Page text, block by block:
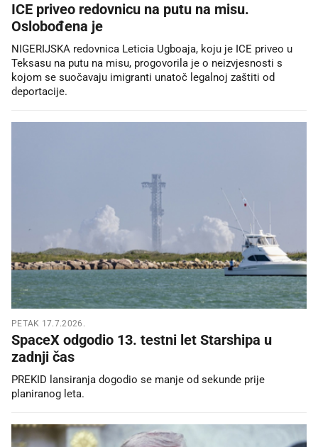
ICE priveo redovnicu na putu na misu.
Oslobođena je
NIGERIJSKA redovnica Leticia Ugboaja, koju je ICE priveo u
Teksasu na putu na misu, progovorila je o neizvjesnosti s
kojom se suočavaju imigranti unatoč legalnoj zaštiti od
deportacije.
PETAK 17.7.2026.
SpaceX odgodio 13. testni let Starshipa u
zadnji čas
PREKID lansiranja dogodio se manje od sekunde prije
planiranog leta.